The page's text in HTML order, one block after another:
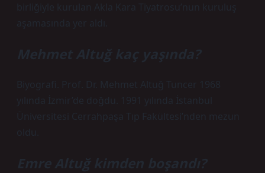
birliğiyle kurulan Akla Kara Tiyatrosu’nun kuruluş
aşamasında yer aldı.
Mehmet Altuğ kaç yaşında?
Biyografi. Prof. Dr. Mehmet Altuğ Tuncer 1968
yılında İzmir’de doğdu. 1991 yılında İstanbul
Üniversitesi Cerrahpaşa Tıp Fakültesi’nden mezun
Emre Altuğ kimden boşandı?